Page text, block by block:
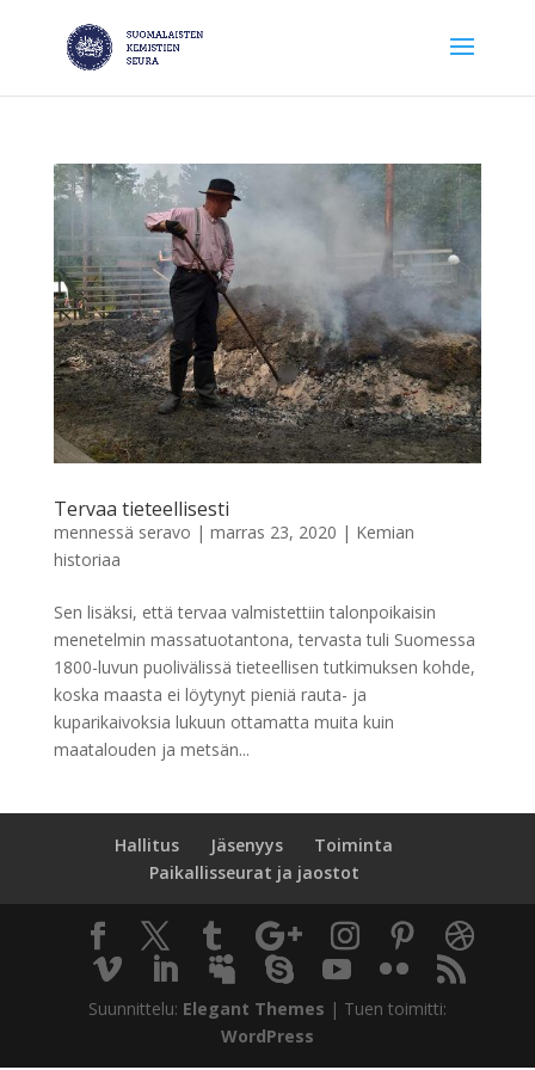
Tervaa tieteellisesti
mennessä seravo | marras 23, 2020 | Kemian
historiaa
Sen lisäksi, että tervaa valmistettiin talonpoikaisin
menetelmin massatuotantona, tervasta tuli Suomessa
1800-luvun puolivälissä tieteellisen tutkimuksen kohde,
koska maasta ei löytynyt pieniä rauta- ja
kuparikaivoksia lukuun ottamatta muita kuin
maatalouden ja metsän...
Hallitus Jäsenyys
Toiminta
Paikallisseurat ja jaostot
Suunnittelu: Elegant Themes | Tuen toimitti:
WordPress